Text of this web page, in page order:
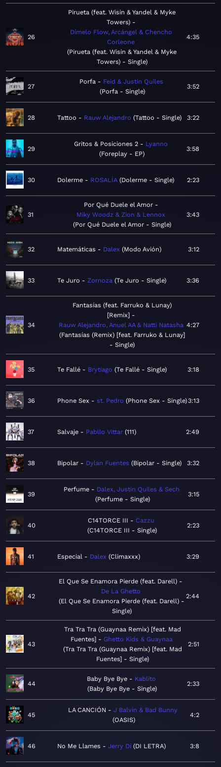
26
Pirueta (feat. Wisin & Yandel & Myke
Towers)
Dímelo Flow, Arcángel & Chencho
Corleone
Pirueta (feat. Wisin & Yandel & Myke
Towers) - Single
4:35
27
Porfa
Feid & Justin Quiles
Porfa - Single
3:52
28 Tattoo Rauw Alejandro Tattoo - Single 3:22
29
Gritos & Posiciones 2
Lyanno
Foreplay - EP
3:58
30 Dolerme ROSALÍA Dolerme - Single 2:23
31
Por Qué Duele el Amor
Miky Woodz & Zion & Lennox
Por Qué Duele el Amor - Single
3:43
32 Matemáticas Dalex Modo Avión 3:12
33 Te Juro Zornoza Te Juro - Single 3:36
34
Fantasías (feat. Farruko & Lunay)
[Remix]
Rauw Alejandro, Anuel AA & Natti Natasha
Fantasías (Remix) [feat. Farruko & Lunay]
- Single
4:27
35 Te Fallé Brytiago Te Fallé - Single 3:18
36 Phone Sex st. Pedro Phone Sex - Single 3:13
37 Salvaje Pabllo Vittar 111 2:49
38 Bipolar Dylan Fuentes Bipolar - Single 3:32
39
Perfume
Dalex, Justin Quiles & Sech
Perfume - Single
3:15
40
C14TORCE III
Cazzu
C14TORCE III - Single
2:23
41 Especial Dalex Climaxxx 3:29
42
El Que Se Enamora Pierde (feat. Darell)
De La Ghetto
El Que Se Enamora Pierde (feat. Darell) -
Single
2:44
43
Tra Tra Tra (Guaynaa Remix) [feat. Mad
Fuentes]
Ghetto Kids & Guaynaa
Tra Tra Tra (Guaynaa Remix) [feat. Mad
Fuentes] - Single
2:51
44
Baby Bye Bye
Kablito
Baby Bye Bye - Single
2:33
45
LA CANCIÓN
J Balvin & Bad Bunny
OASIS
4:2
46 No Me Llames Jerry Di DI LETRA 3:8